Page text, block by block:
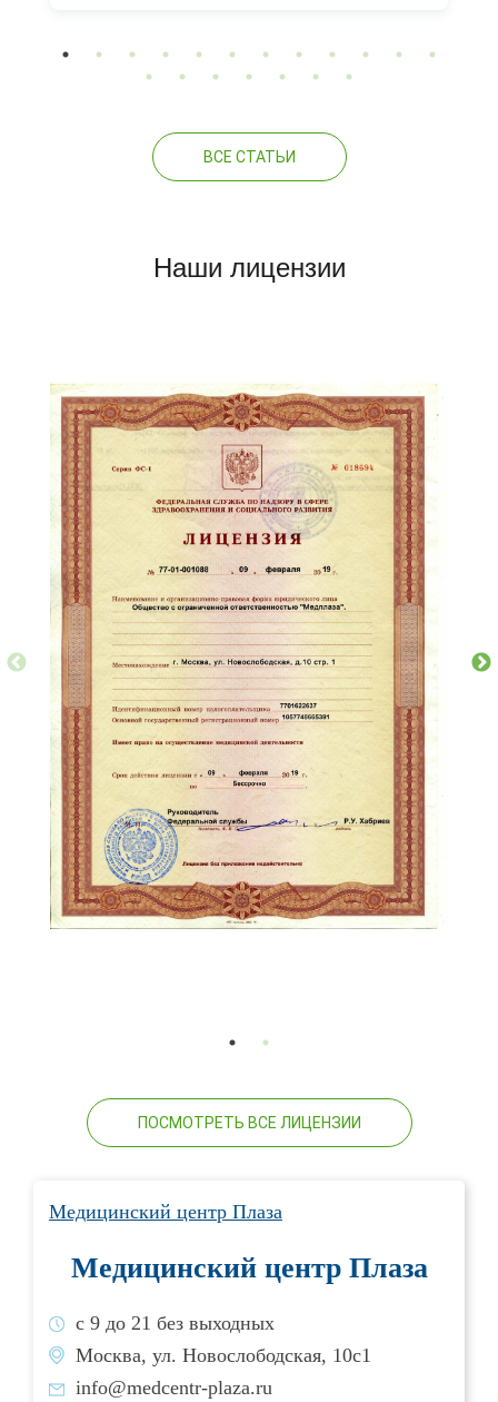
ВСЕ СТАТЬИ
Наши лицензии
ПОСМОТРЕТЬ ВСЕ ЛИЦЕНЗИИ
Медицинский центр Плаза
Медицинский центр Плаза
с 9 до 21 без выходных
Москва, ул. Новослободская, 10с1
info@medcentr-plaza.ru